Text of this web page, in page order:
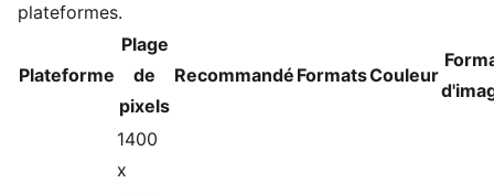
plateformes.
Plateforme
Plage
de
pixels
Recommandé FormatsCouleur
1400
x